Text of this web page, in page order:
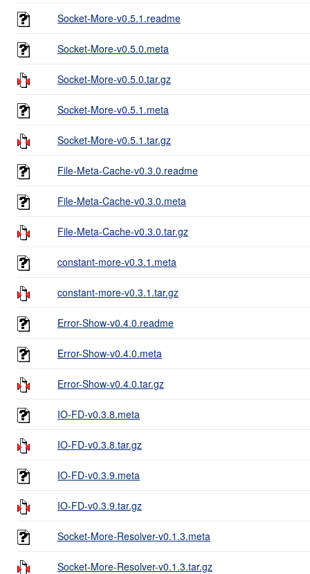
Socket-More-v0.5.1.readme
Socket-More-v0.5.0.meta
Socket-More-v0.5.0.tar.gz
Socket-More-v0.5.1.meta
Socket-More-v0.5.1.tar.gz
File-Meta-Cache-v0.3.0.readme
File-Meta-Cache-v0.3.0.meta
File-Meta-Cache-v0.3.0.tar.gz
constant-more-v0.3.1.meta
constant-more-v0.3.1.tar.gz
Error-Show-v0.4.0.readme
Error-Show-v0.4.0.meta
Error-Show-v0.4.0.tar.gz
IO-FD-v0.3.8.meta
IO-FD-v0.3.8.tar.gz
IO-FD-v0.3.9.meta
IO-FD-v0.3.9.tar.gz
Socket-More-Resolver-v0.1.3.meta
Socket-More-Resolver-v0.1.3.tar.gz